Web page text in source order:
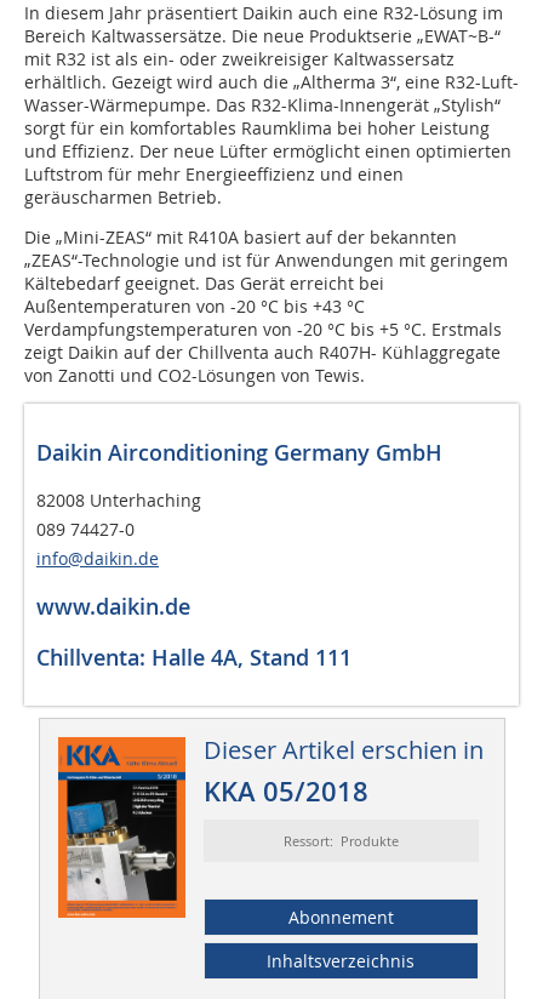
In diesem Jahr präsentiert Daikin auch eine R32-Lösung im
Bereich Kaltwassersätze. Die neue Produktserie „EWAT~B-“
mit R32 ist als ein- oder zweikreisiger Kaltwassersatz
erhältlich. Gezeigt wird auch die „Altherma 3“, eine R32-Luft-
Wasser-Wärmepumpe. Das R32-Klima-Innengerät „Stylish“
sorgt für ein komfortables Raumklima bei hoher Leistung
und Effizienz. Der neue Lüfter ermöglicht einen optimierten
Luftstrom für mehr Energieeffizienz und einen
geräuscharmen Betrieb.
Die „Mini-ZEAS“ mit R410A basiert auf der bekannten
„ZEAS“-Technologie und ist für Anwendungen mit geringem
Kältebedarf geeignet. Das Gerät erreicht bei
Außentemperaturen von -20 °C bis +43 °C
Verdampfungstemperaturen von -20 °C bis +5 °C. Erstmals
zeigt Daikin auf der Chillventa auch R407H- Kühlaggregate
von Zanotti und CO2-Lösungen von Tewis.
Daikin Airconditioning Germany GmbH
82008 Unterhaching
089 74427-0
info@daikin.de
www.daikin.de
Chillventa: Halle 4A, Stand 111
Dieser Artikel erschien in
KKA 05/2018
Ressort: Produkte
Abonnement
Inhaltsverzeichnis